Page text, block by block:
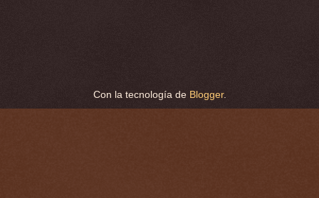
Con la tecnología de Blogger.